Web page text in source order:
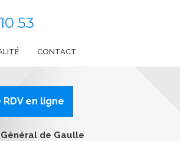
53
CONTACT
en ligne
de Gaulle